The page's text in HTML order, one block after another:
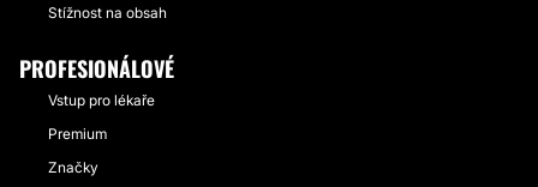
Stížnost na obsah
PROFESIONÁLOVÉ
Vstup pro lékaře
Premium
Značky